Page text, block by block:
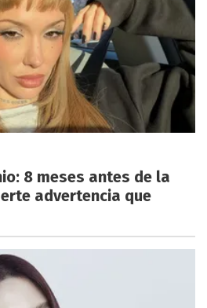
8 meses antes de la
advertencia que